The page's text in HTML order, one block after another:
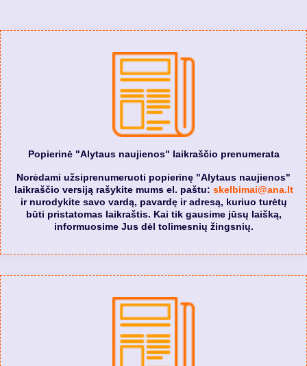
Popierinė "Alytaus naujienos" laikraščio prenumerata
Norėdami užsiprenumeruoti popierinę "Alytaus naujienos"
laikraščio versiją rašykite mums el. paštu: skelbimai@ana.lt
ir nurodykite savo vardą, pavardę ir adresą, kuriuo turėtų
būti pristatomas laikraštis. Kai tik gausime jūsų laišką,
informuosime Jus dėl tolimesnių žingsnių.